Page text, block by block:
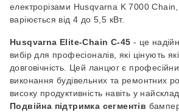
електрорізами Husqvarna K 7000 Chain,
варіюється від 4 до 5,5 кВт.
Husqvarna Elite-Chain C-45 - це
вибір для професіоналів, які цінують
довговічність. Цей ланцюг є
виконання будівельних та ремонтних
високу продуктивність навіть у
Подвійна підтримка сегментів